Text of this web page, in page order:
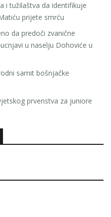
i tužilaštva da identifikuje
prijete smrću
da predoči zvanične
u naselju Dohoviće u
samit bošnjačke
prvenstva za juniore